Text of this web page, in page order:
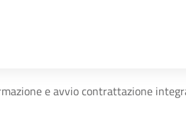
e avvio contrattazione